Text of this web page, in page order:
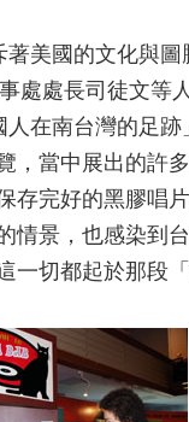
美國的文化與
處處長司徒文等
在南台灣的足
，當中展出的許
存完好的黑膠唱
情景，也感染到
切都起於那段「